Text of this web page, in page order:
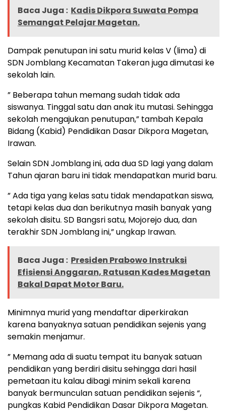
Baca Juga : Kadis Dikpora Suwata Pompa
Semangat Pelajar Magetan.
Dampak penutupan ini satu murid kelas V (lima) di
SDN Jomblang Kecamatan Takeran juga dimutasi ke
sekolah lain.
” Beberapa tahun memang sudah tidak ada
siswanya. Tinggal satu dan anak itu mutasi. Sehingga
sekolah mengajukan penutupan,” tambah Kepala
Bidang (Kabid) Pendidikan Dasar Dikpora Magetan,
Irawan.
Selain SDN Jomblang ini, ada dua SD lagi yang dalam
Tahun ajaran baru ini tidak mendapatkan murid baru.
” Ada tiga yang kelas satu tidak mendapatkan siswa,
tetapi kelas dua dan berikutnya masih banyak yang
sekolah disitu. SD Bangsri satu, Mojorejo dua, dan
terakhir SDN Jomblang ini,” ungkap Irawan.
Baca Juga : Presiden Prabowo Instruksi
Efisiensi Anggaran, Ratusan Kades Magetan
Bakal Dapat Motor Baru.
Minimnya murid yang mendaftar diperkirakan
karena banyaknya satuan pendidikan sejenis yang
semakin menjamur.
” Memang ada di suatu tempat itu banyak satuan
pendidikan yang berdiri disitu sehingga dari hasil
pemetaan itu kalau dibagi minim sekali karena
banyak bermunculan satuan pendidikan sejenis “,
pungkas Kabid Pendidikan Dasar Dikpora Magetan.